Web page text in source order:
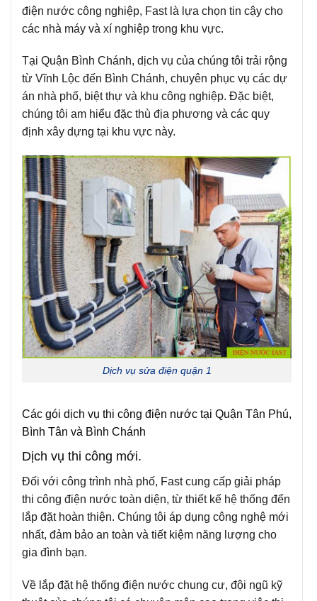
điện nước công nghiệp, Fast là lựa chọn tin cậy cho
các nhà máy và xí nghiệp trong khu vực.
Tại Quận Bình Chánh, dịch vụ của chúng tôi trải rộng
từ Vĩnh Lộc đến Bình Chánh, chuyên phục vụ các dự
án nhà phố, biệt thự và khu công nghiệp. Đặc biệt,
chúng tôi am hiểu đặc thù địa phương và các quy
định xây dựng tại khu vực này.
Dịch vụ sửa điện quận 1
Các gói dịch vụ thi công điện nước tại Quận Tân Phú,
Bình Tân và Bình Chánh
Dịch vụ thi công mới.
Đối với công trình nhà phố, Fast cung cấp giải pháp
thi công điện nước toàn diện, từ thiết kế hệ thống đến
lắp đặt hoàn thiện. Chúng tôi áp dụng công nghệ mới
nhất, đảm bảo an toàn và tiết kiệm năng lượng cho
gia đình bạn.
Về lắp đặt hệ thống điện nước chung cư, đội ngũ kỹ